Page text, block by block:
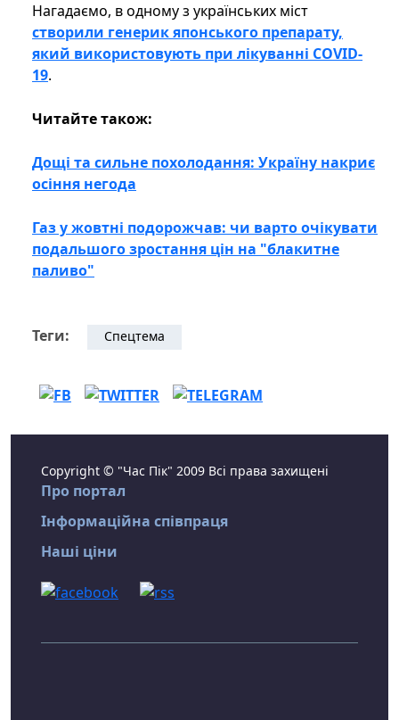
Нагадаємо, в одному з українських міст
створили генерик японського препарату,
який використовують при лікуванні COVID-
19.
Читайте також:
Дощі та сильне похолодання: Україну накриє
осіння негода
Газ у жовтні подорожчав: чи варто очікувати
подальшого зростання цін на "блакитне
паливо"
Теги: Спецтема
Copyright © "Час Пік" 2009 Всі права захищені
Про портал
Інформаційна співпраця
Наші ціни